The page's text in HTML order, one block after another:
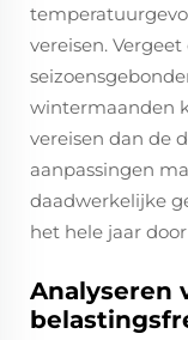
vereisen.
wintermaanden
vereisen dan de
aanpassingen
daadwerkelijke
het hele jaar
Analyseren